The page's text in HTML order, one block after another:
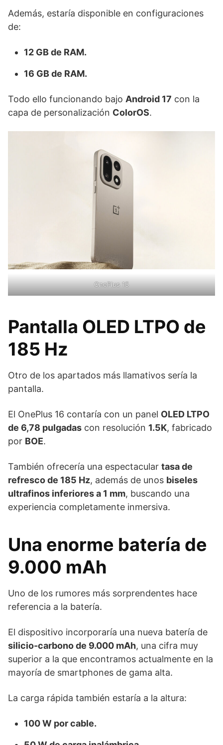
Además, estaría disponible en configuraciones
de:
12 GB de RAM.
16 GB de RAM.
Todo ello funcionando bajo Android 17 con la
capa de personalización ColorOS.
OnePlus 15
Pantalla OLED LTPO de
185 Hz
Otro de los apartados más llamativos sería la
pantalla.
El OnePlus 16 contaría con un panel OLED LTPO
de 6,78 pulgadas con resolución 1.5K, fabricado
por BOE.
También ofrecería una espectacular tasa de
refresco de 185 Hz, además de unos biseles
ultrafinos inferiores a 1 mm, buscando una
experiencia completamente inmersiva.
Una enorme batería de
9.000 mAh
Uno de los rumores más sorprendentes hace
referencia a la batería.
El dispositivo incorporaría una nueva batería de
silicio-carbono de 9.000 mAh, una cifra muy
superior a la que encontramos actualmente en la
mayoría de smartphones de gama alta.
La carga rápida también estaría a la altura:
100 W por cable.